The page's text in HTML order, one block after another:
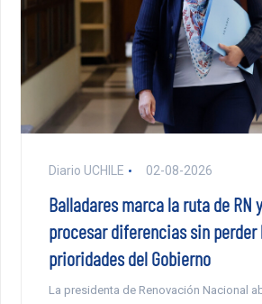
Diario UCHILE 02-08-2026
Balladares marca la ruta de RN
procesar diferencias sin perder
prioridades del Gobierno
La presidenta de Renovación Nacional